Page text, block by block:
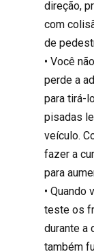
direção,
com
de
• Você
perde a
para tirá-
pisadas
veículo.
fazer a
para
• Quando
teste os
durante a
também